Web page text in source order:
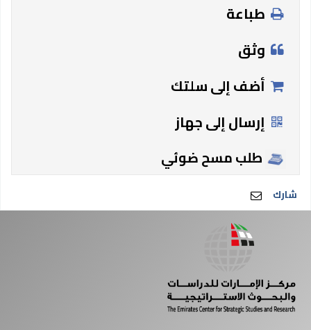
طباعة
وثق
أضف إلى سلتك
إرسال إلى جهاز
طلب مسح ضوئي
شارك